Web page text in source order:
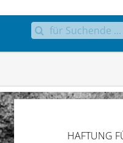
Home
Aktuell
Sammlungen
Suche
nach:
HAFTUNG